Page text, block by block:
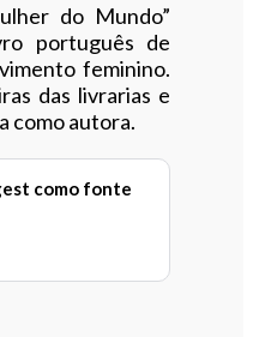
do Mundo”
português de
feminino.
das livrarias e
como autora.
como fonte